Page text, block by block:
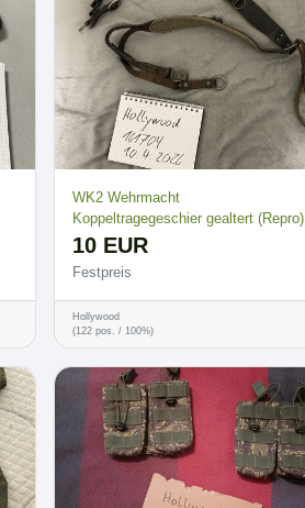
WK2 Wehrmacht
Koppeltragegeschier gealtert (Repro)
10 EUR
Festpreis
Hollywood
(122 pos. / 100%)